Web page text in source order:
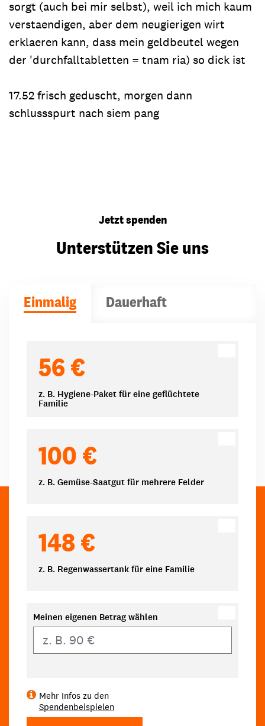
sorgt (auch bei mir selbst), weil ich mich kaum
verstaendigen, aber dem neugierigen wirt
erklaeren kann, dass mein geldbeutel wegen
der 'durchfalltabletten = tnam ria) so dick ist
17.52 frisch geduscht, morgen dann
schlussspurt nach siem pang
Jetzt spenden
Unterstützen Sie uns
Einmalig Dauerhaft
56 €
z. B. Hygiene-Paket für eine geflüchtete
Familie
100 €
z. B. Gemüse-Saatgut für mehrere Felder
148 €
z. B. Regenwassertank für eine Familie
Meinen eigenen Betrag wählen
Mehr Infos zu den
Spendenbeispielen